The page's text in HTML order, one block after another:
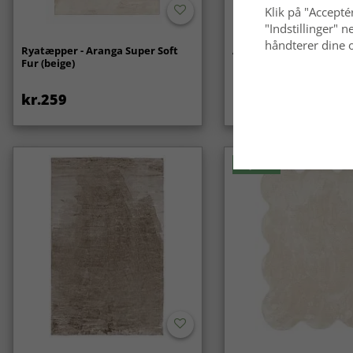
Ryatæpper - Aranga Super Soft
Fur (beige)
kr.259
Anti-slip/Skridsikker
Klik på
"Indstillinger"
håndterer dine